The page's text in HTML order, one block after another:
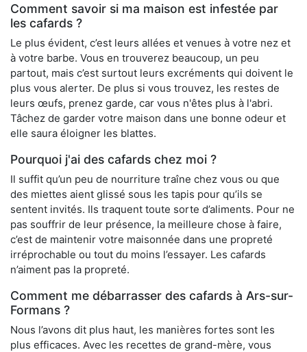
Comment savoir si ma maison est infestée par
les cafards ?
Le plus évident, c’est leurs allées et venues à votre nez et
à votre barbe. Vous en trouverez beaucoup, un peu
partout, mais c’est surtout leurs excréments qui doivent le
plus vous alerter. De plus si vous trouvez, les restes de
leurs œufs, prenez garde, car vous n'êtes plus à l'abri.
Tâchez de garder votre maison dans une bonne odeur et
elle saura éloigner les blattes.
Pourquoi j'ai des cafards chez moi ?
Il suffit qu’un peu de nourriture traîne chez vous ou que
des miettes aient glissé sous les tapis pour qu’ils se
sentent invités. Ils traquent toute sorte d’aliments. Pour ne
pas souffrir de leur présence, la meilleure chose à faire,
c’est de maintenir votre maisonnée dans une propreté
irréprochable ou tout du moins l’essayer. Les cafards
n’aiment pas la propreté.
Comment me débarrasser des cafards à Ars-sur-
Formans ?
Nous l’avons dit plus haut, les manières fortes sont les
plus efficaces. Avec les recettes de grand-mère, vous